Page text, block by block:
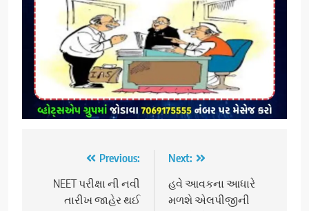
navigation
Previous:
NEET પરીક્ષા ની નવી
તારીખ જાહેર થઈ
Next:
હવે આવકના આધારે
મળશે એલપીજીની